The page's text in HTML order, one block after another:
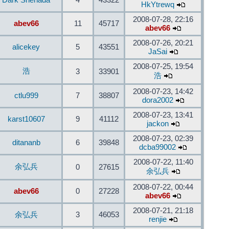
HkYtrewq
abev66 11 45717
2008-07-28, 22:16
abev66
alicekey 5 43551
2008-07-26, 20:21
JaSai
浩 3 33901
2008-07-25, 19:54
浩
ctlu999 7 38807
2008-07-23, 14:42
dora2002
karst10607 9 41112
2008-07-23, 13:41
jackon
ditananb 6 39848
2008-07-23, 02:39
dcba99002
余弘兵 0 27615
2008-07-22, 11:40
余弘兵
abev66 0 27228
2008-07-22, 00:44
abev66
余弘兵 3 46053
2008-07-21, 21:18
renjie